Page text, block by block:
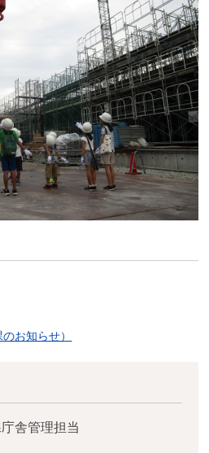
お知らせ）
舎管理担当